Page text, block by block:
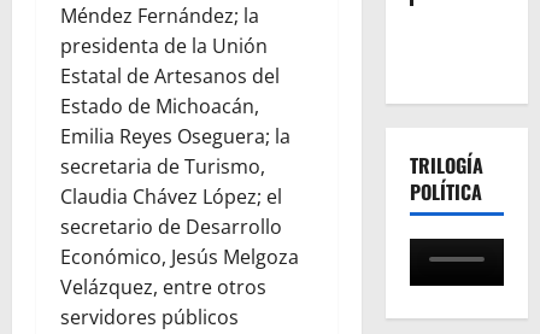
Méndez Fernández; la
presidenta de la Unión
Estatal de Artesanos del
Estado de Michoacán,
Emilia Reyes Oseguera; la
secretaria de Turismo,
Claudia Chávez López; el
secretario de Desarrollo
Económico, Jesús Melgoza
Velázquez, entre otros
servidores públicos
TRILOGÍA
POLÍTICA